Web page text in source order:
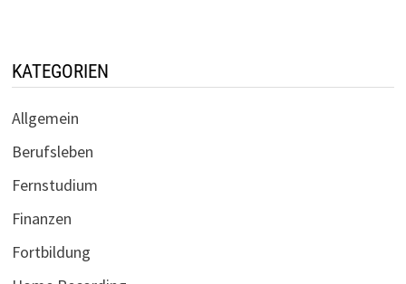
KATEGORIEN
Allgemein
Berufsleben
Fernstudium
Finanzen
Fortbildung